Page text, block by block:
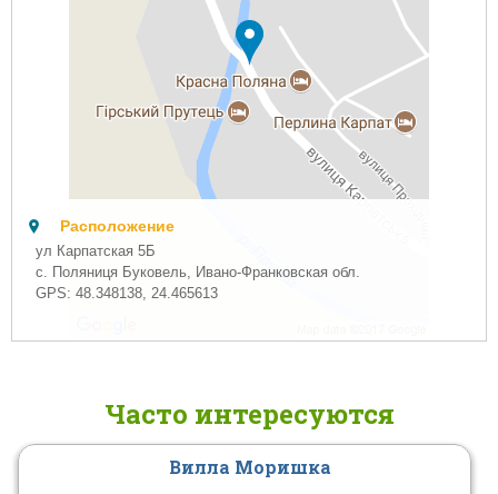
Расположение
ул Карпатская 5Б
с. Поляниця Буковель, Ивано-Франковская обл.
GPS:48.348138,24.465613
Часто интересуются
Вилла Моришка